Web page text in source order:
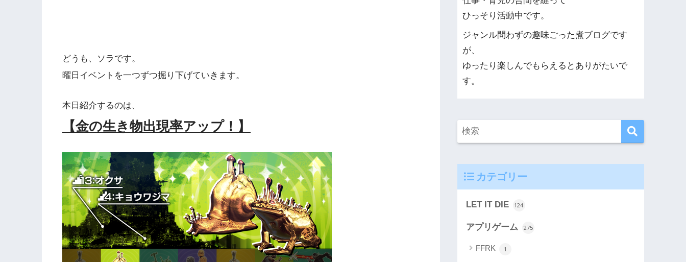
どうも、ソラです。
曜日イベントを一つずつ掘り下げていきます。
本日紹介するのは、
【金の生き物出現率アップ！】
ひっそり活動中です。
ジャンル問わずの趣味ごった煮ブログです
が、
ゆったり楽しんでもらえるとありがたいで
す。
カテゴリー
LET IT DIE 124
アプリゲーム 275
FFRK 1